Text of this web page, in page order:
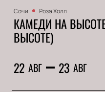
Сочи Роза Холл
КАМЕДИ НА ВЫСОТЕ
ВЫСОТЕ)
22 АВГ 23 АВГ